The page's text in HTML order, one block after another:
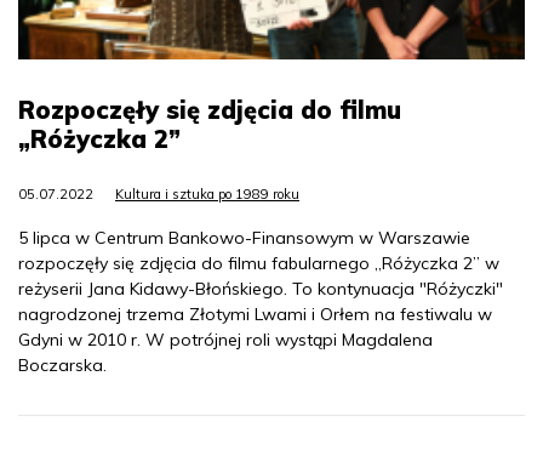
Rozpoczęły się zdjęcia do filmu
„Różyczka 2”
05.07.2022 Kultura i sztuka po 1989 roku
5 lipca w Centrum Bankowo-Finansowym w Warszawie
rozpoczęły się zdjęcia do filmu fabularnego „Różyczka 2” w
reżyserii Jana Kidawy-Błońskiego. To kontynuacja "Różyczki"
nagrodzonej trzema Złotymi Lwami i Orłem na festiwalu w
Gdyni w 2010 r. W potrójnej roli wystąpi Magdalena
Boczarska.